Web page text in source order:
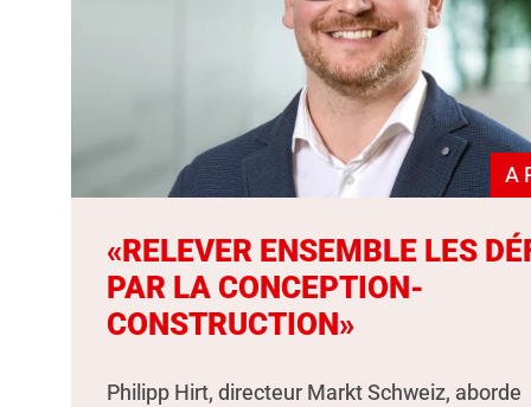
A
«RELEVER ENSEMBLE LES
PAR LA CONCEPTION-
CONSTRUCTION»
Philipp Hirt, directeur Markt Schweiz, aborde